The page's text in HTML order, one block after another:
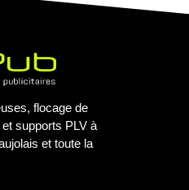
flocage de
supports PLV à
et toute la